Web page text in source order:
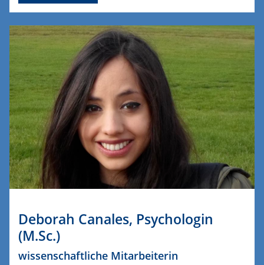
Deborah Canales, Psychologin
(M.Sc.)
wissenschaftliche Mitarbeiterin